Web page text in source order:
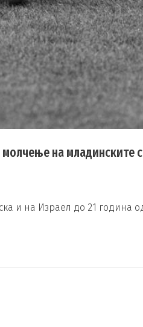
на младинските
и на Израел до 21 година